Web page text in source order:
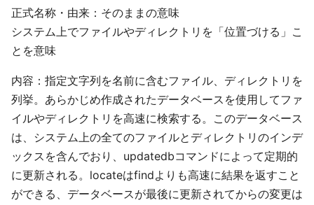
正式名称・由来：そのままの意味
システム上でファイルやディレクトリを「位置づける」こ
とを意味
内容：指定文字列を名前に含むファイル、ディレクトリを
列挙。あらかじめ作成されたデータベースを使用してファ
イルやディレクトリを高速に検索する。このデータベース
は、システム上の全てのファイルとディレクトリのインデ
ックスを含んでおり、updatedbコマンドによって定期的
に更新される。locateはfindよりも高速に結果を返すこと
ができる、データベースが最後に更新されてからの変更は